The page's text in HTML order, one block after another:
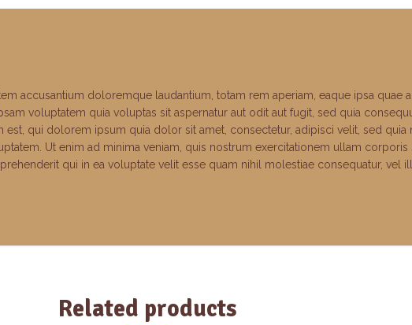
accusantium doloremque laudantium, totam rem aperiam, eaque ipsa quae
voluptatem quia voluptas sit aspernatur aut odit aut fugit, sed quia
qui dolorem ipsum quia dolor sit amet, consectetur, adipisci velit, sed
Ut enim ad minima veniam, quis nostrum exercitationem ullam
qui in ea voluptate velit esse quam nihil molestiae consequatur, vel
Related products